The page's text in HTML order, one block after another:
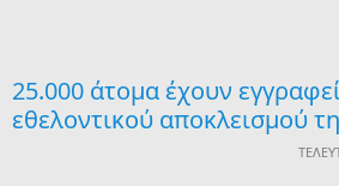
25.000 άτομα έχουν
εθελοντικού αποκλεισμού